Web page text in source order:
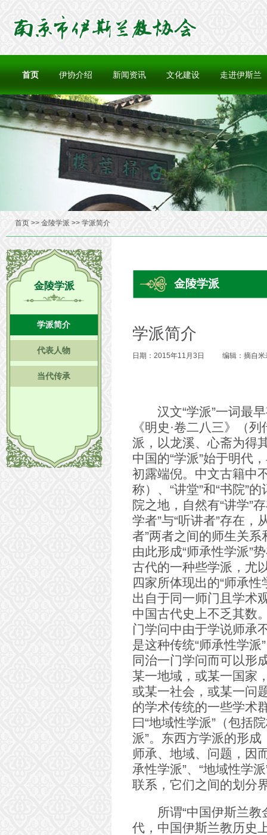
首页 伊协介绍 新闻资讯 文化建设 走进伊斯兰
首页 >> 金陵学派 >> 学派简介
金陵学派
学派简介
代表人物
当代传承
金陵学派
学派简介
日期：2015年11月3日 编辑：摘自
汉文“学派”一词最早
《明史·卷二八三》（
派，以龙溪、心斋为得
中国的“学派”始于明代
初露端倪。中文古籍中
称）、“讲堂”和“书院”
院之地，自然有“讲学”
学者”与“听讲者”存在，
者”两者之间的师生关
由此形成“师承性学派”
古代的一种些学派，尤
四家所体现出的“师承
出自于同一师门且学术
中国古代史上不乏其数
门学问中由于学说师承
是这种传统“师承性学
同治一门学问而可以形
某一地域，或某一国家
或某一社会，或某一问
的学术传统的一些学术
曰“地域性学派”（包括
派”。东西方学派的形
师承、地域、问题，因
承性学派”、“地域性学
联系，它们之间的划分
所谓“中国伊斯兰教
代，中国伊斯兰教历史